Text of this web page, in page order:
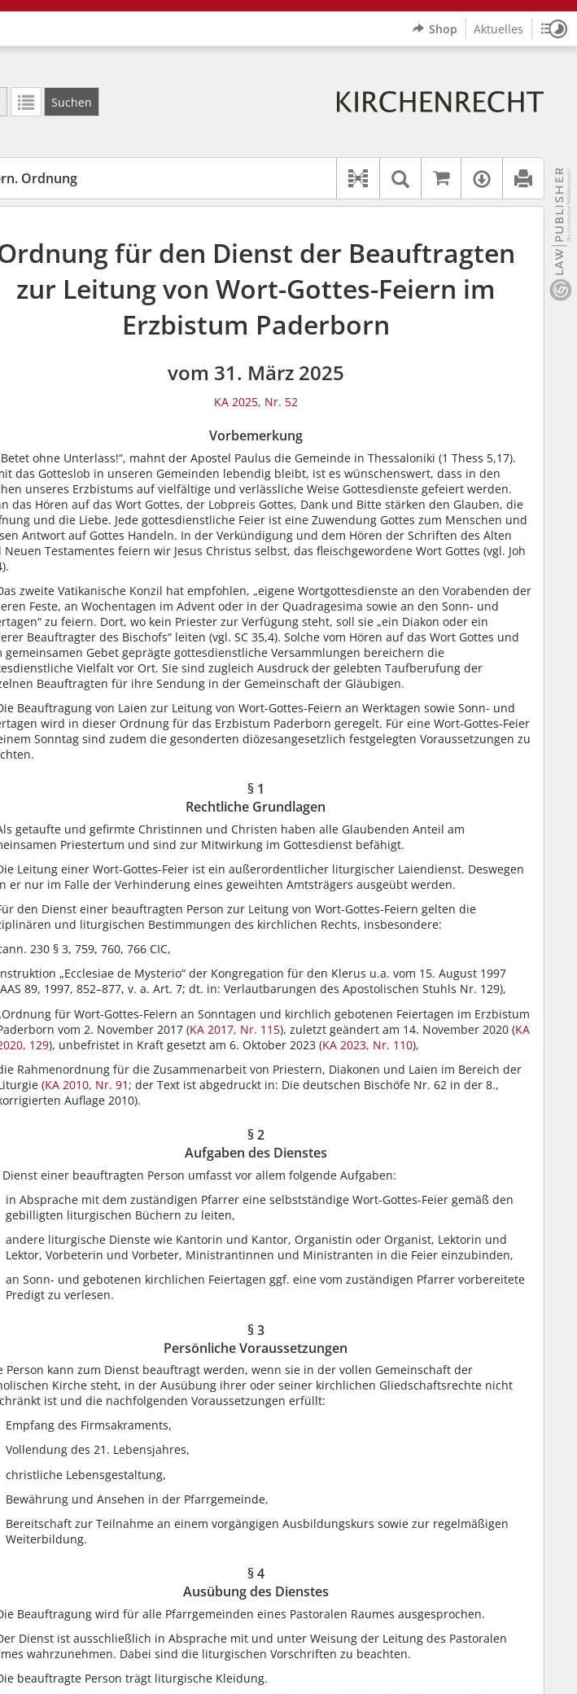
Shop Aktuelles
mit Platzhalter "*", Bsp. Pfarrer*, findet auch: "Pfarrerinitiative" oder "Pfarrerausschuss".
Suchen
Ordnung
Dokument-Beziehungen
Textsuche im
Auf
für den Dienst der Beauftragten
zur Leitung von Wort-Gottes-Feiern im
Erzbistum Paderborn
vom 31. März 2025
KA 2025, Nr. 52
Vorbemerkung
ohne Unterlass!“, mahnt der Apostel Paulus die Gemeinde in Thessaloniki (1 Thess 5,17).
das Gotteslob in unseren Gemeinden lebendig bleibt, ist es wünschenswert, dass in den
unseres Erzbistums auf vielfältige und verlässliche Weise Gottesdienste gefeiert werden.
das Hören auf das Wort Gottes, der Lobpreis Gottes, Dank und Bitte stärken den Glauben, die
und die Liebe. Jede gottesdienstliche Feier ist eine Zuwendung Gottes zum Menschen und
Antwort auf Gottes Handeln. In der Verkündigung und dem Hören der Schriften des Alten
Neuen Testamentes feiern wir Jesus Christus selbst, das fleischgewordene Wort Gottes (vgl. Joh
zweite Vatikanische Konzil hat empfohlen, „eigene Wortgottesdienste an den Vorabenden der
Feste, an Wochentagen im Advent oder in der Quadragesima sowie an den Sonn- und
zu feiern. Dort, wo kein Priester zur Verfügung steht, soll sie „ein Diakon oder ein
Beauftragter des Bischofs“ leiten (vgl. SC 35,4). Solche vom Hören auf das Wort Gottes und
gemeinsamen Gebet geprägte gottesdienstliche Versammlungen bereichern die
Vielfalt vor Ort. Sie sind zugleich Ausdruck der gelebten Taufberufung der
Beauftragten für ihre Sendung in der Gemeinschaft der Gläubigen.
Beauftragung von Laien zur Leitung von Wort-Gottes-Feiern an Werktagen sowie Sonn- und
wird in dieser Ordnung für das Erzbistum Paderborn geregelt. Für eine Wort-Gottes-Feier
Sonntag sind zudem die gesonderten diözesangesetzlich festgelegten Voraussetzungen zu
§ 1
Rechtliche Grundlagen
getaufte und gefirmte Christinnen und Christen haben alle Glaubenden Anteil am
Priestertum und sind zur Mitwirkung im Gottesdienst befähigt.
Leitung einer Wort-Gottes-Feier ist ein außerordentlicher liturgischer Laiendienst. Deswegen
er nur im Falle der Verhinderung eines geweihten Amtsträgers ausgeübt werden.
den Dienst einer beauftragten Person zur Leitung von Wort-Gottes-Feiern gelten die
und liturgischen Bestimmungen des kirchlichen Rechts, insbesondere:
230 § 3, 759, 760, 766 CIC,
„Ecclesiae de Mysterio“ der Kongregation für den Klerus u.a. vom 15. August 1997
89, 1997, 852–877, v. a. Art. 7; dt. in: Verlautbarungen des Apostolischen Stuhls Nr. 129),
für Wort-Gottes-Feiern an Sonntagen und kirchlich gebotenen Feiertagen im Erzbistum
vom 2. November 2017 (KA 2017, Nr. 115), zuletzt geändert am 14. November 2020 (KA
129), unbefristet in Kraft gesetzt am 6. Oktober 2023 (KA 2023, Nr. 110),
Rahmenordnung für die Zusammenarbeit von Priestern, Diakonen und Laien im Bereich der
(KA 2010, Nr. 91; der Text ist abgedruckt in: Die deutschen Bischöfe Nr. 62 in der 8.,
Auflage 2010).
§ 2
Aufgaben des Dienstes
Dienst einer beauftragten Person umfasst vor allem folgende Aufgaben:
in Absprache mit dem zuständigen Pfarrer eine selbstständige Wort-Gottes-Feier gemäß den
gebilligten liturgischen Büchern zu leiten,
andere liturgische Dienste wie Kantorin und Kantor, Organistin oder Organist, Lektorin und
Lektor, Vorbeterin und Vorbeter, Ministrantinnen und Ministranten in die Feier einzubinden,
an Sonn- und gebotenen kirchlichen Feiertagen ggf. eine vom zuständigen Pfarrer vorbereitete
Predigt zu verlesen.
§ 3
Persönliche Voraussetzungen
Person kann zum Dienst beauftragt werden, wenn sie in der vollen Gemeinschaft der
Kirche steht, in der Ausübung ihrer oder seiner kirchlichen Gliedschaftsrechte nicht
ist und die nachfolgenden Voraussetzungen erfüllt:
Empfang des Firmsakraments,
Vollendung des 21. Lebensjahres,
christliche Lebensgestaltung,
Bewährung und Ansehen in der Pfarrgemeinde,
Bereitschaft zur Teilnahme an einem vorgängigen Ausbildungskurs sowie zur regelmäßigen
Weiterbildung.
§ 4
Ausübung des Dienstes
Beauftragung wird für alle Pfarrgemeinden eines Pastoralen Raumes ausgesprochen.
Dienst ist ausschließlich in Absprache mit und unter Weisung der Leitung des Pastoralen
wahrzunehmen. Dabei sind die liturgischen Vorschriften zu beachten.
beauftragte Person trägt liturgische Kleidung.
wbv